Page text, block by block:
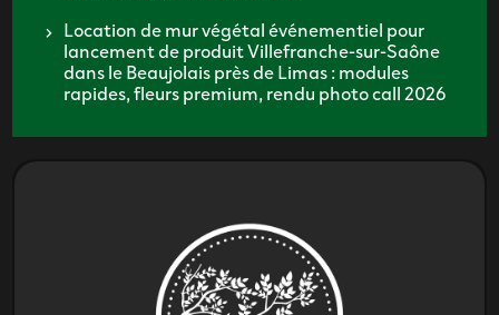
Location de mur végétal événementiel pour
lancement de produit Villefranche-sur-Saône
dans le Beaujolais près de Limas : modules
rapides, fleurs premium, rendu photo call 2026